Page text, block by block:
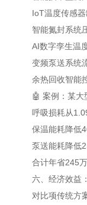
IoT温度传感器
智能氮封系统
AI数字孪生温
变频泵送系统
余热回收智能
🤖 案例：某
呼吸损耗从
保温能耗降低
泵送能耗降低
合计年省245
六、经济效益
对比项传统方